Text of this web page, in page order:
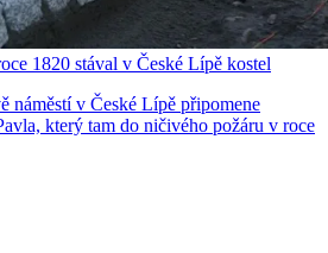
1820 stával v České Lípě kostel
náměstí v České Lípě připomene
který tam do ničivého požáru v roce